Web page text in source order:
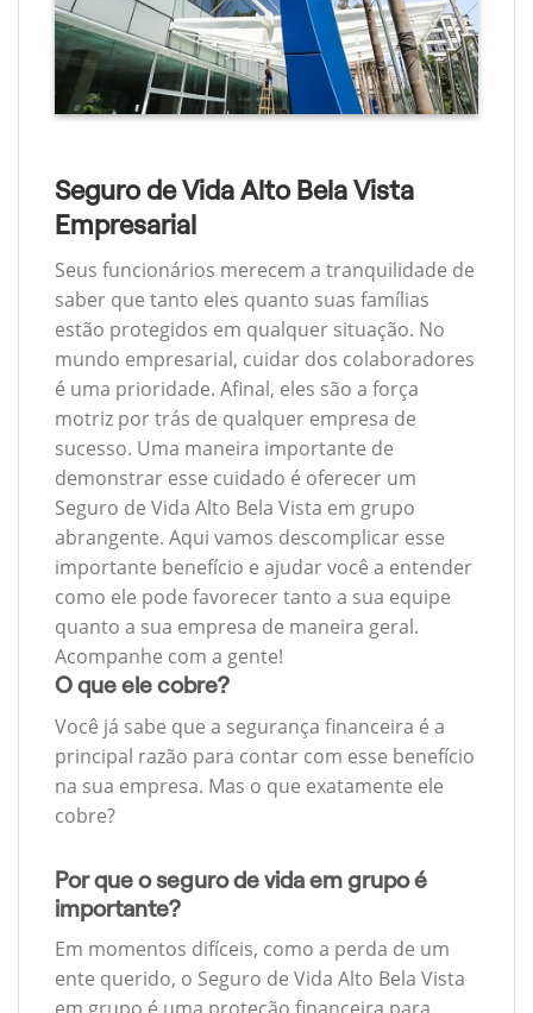
Seguro de Vida Alto Bela Vista
Empresarial
Seus funcionários merecem a tranquilidade de
saber que tanto eles quanto suas famílias
estão protegidos em qualquer situação. No
mundo empresarial, cuidar dos colaboradores
é uma prioridade. Afinal, eles são a força
motriz por trás de qualquer empresa de
sucesso. Uma maneira importante de
demonstrar esse cuidado é oferecer um
Seguro de Vida Alto Bela Vista em grupo
abrangente. Aqui vamos descomplicar esse
importante benefício e ajudar você a entender
como ele pode favorecer tanto a sua equipe
quanto a sua empresa de maneira geral.
Acompanhe com a gente!
O que ele cobre?
Você já sabe que a segurança financeira é a
principal razão para contar com esse benefício
na sua empresa. Mas o que exatamente ele
cobre?
Por que o seguro de vida em grupo é
importante?
Em momentos difíceis, como a perda de um
ente querido, o Seguro de Vida Alto Bela Vista